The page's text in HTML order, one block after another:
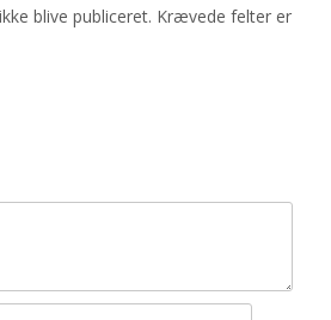
blive publiceret. Krævede felter er